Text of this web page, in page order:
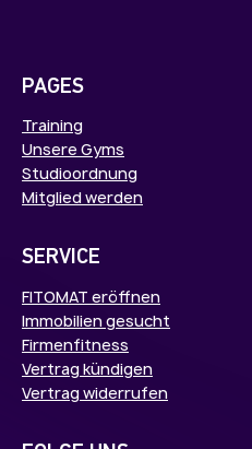
PAGES
Training
Unsere Gyms
Studioordnung
Mitglied werden
SERVICE
FITOMAT eröffnen
Immobilien gesucht
Firmenfitness
Vertrag kündigen
Vertrag widerrufen